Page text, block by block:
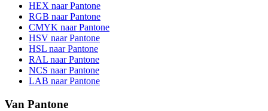
HEX naar Pantone
RGB naar Pantone
CMYK naar Pantone
HSV naar Pantone
HSL naar Pantone
RAL naar Pantone
NCS naar Pantone
LAB naar Pantone
Van Pantone